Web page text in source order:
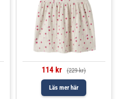
114 kr (229 kr)
Läs mer här